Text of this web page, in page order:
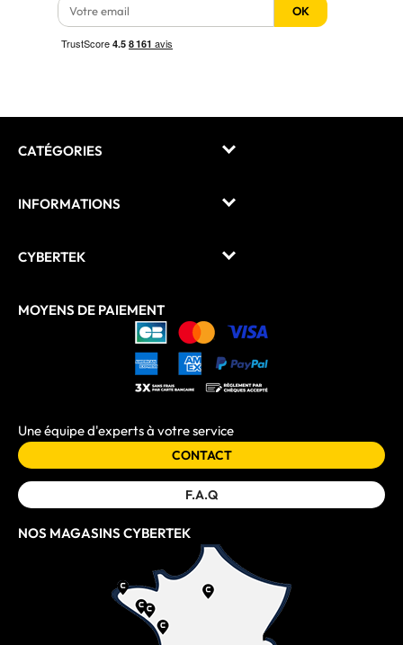
OK
CATÉGORIES
INFORMATIONS
CYBERTEK
MOYENS DE PAIEMENT
Une équipe d'experts à votre service
CONTACT
F.A.Q
NOS MAGASINS CYBERTEK